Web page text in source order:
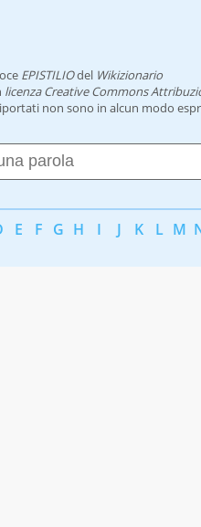
EPISTILIOdel Wikizionario
licenza Creative Commons
non sono in alcun modo
E F G H I J K L M